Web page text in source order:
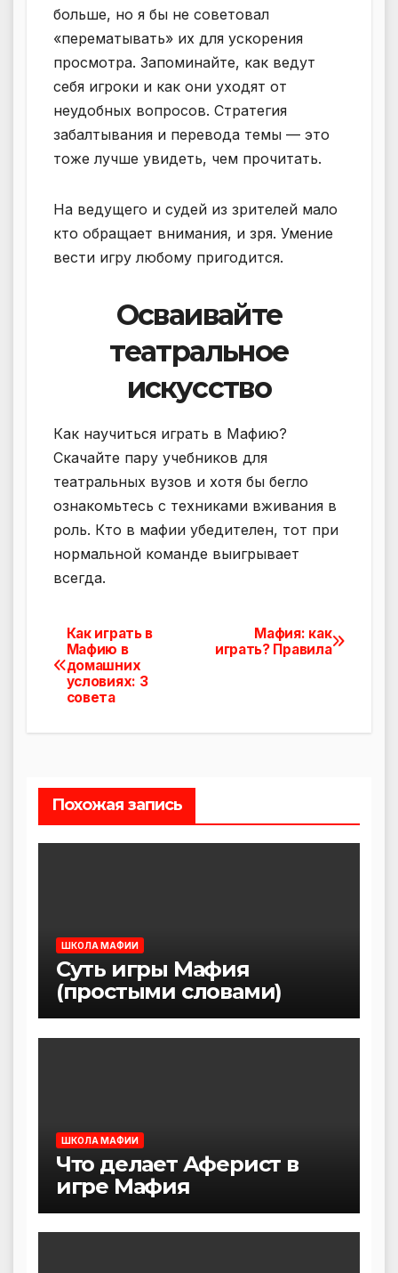
больше, но я бы не советовал
«перематывать» их для ускорения
просмотра. Запоминайте, как ведут
себя игроки и как они уходят от
неудобных вопросов. Стратегия
забалтывания и перевода темы — это
тоже лучше увидеть, чем прочитать.
На ведущего и судей из зрителей мало
кто обращает внимания, и зря. Умение
вести игру любому пригодится.
Осваивайте
театральное
искусство
Как научиться играть в Мафию?
Скачайте пару учебников для
театральных вузов и хотя бы бегло
ознакомьтесь с техниками вживания в
роль. Кто в мафии убедителен, тот при
нормальной команде выигрывает
всегда.
Навигация
по
Мафия: как
играть? Правила
Как играть в
Мафию в
домашних
условиях: 3
совета
Похожая запись
ШКОЛА МАФИИ
Суть игры Мафия
(простыми словами)
ШКОЛА МАФИИ
Что делает Аферист в
игре Мафия